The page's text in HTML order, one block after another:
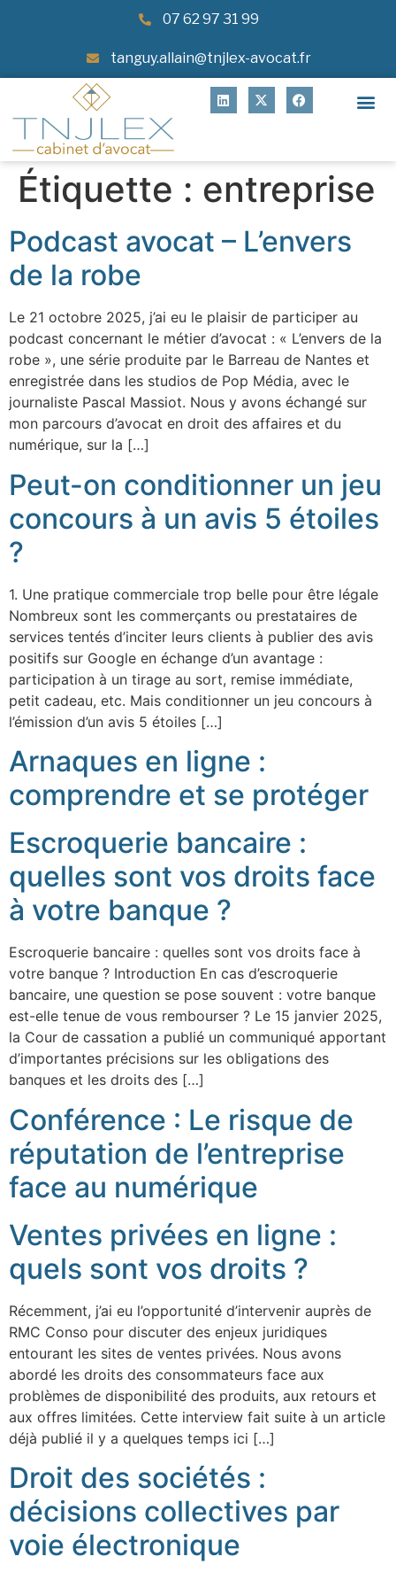
07 62 97 31 99
tanguy.allain@tnjlex-avocat.fr
Étiquette : entreprise
Podcast avocat – L’envers
de la robe
Le 21 octobre 2025, j’ai eu le plaisir de participer au
podcast concernant le métier d’avocat : « L’envers de la
robe », une série produite par le Barreau de Nantes et
enregistrée dans les studios de Pop Média, avec le
journaliste Pascal Massiot. Nous y avons échangé sur
mon parcours d’avocat en droit des affaires et du
numérique, sur la […]
Peut-on conditionner un jeu
concours à un avis 5 étoiles
?
1. Une pratique commerciale trop belle pour être légale
Nombreux sont les commerçants ou prestataires de
services tentés d’inciter leurs clients à publier des avis
positifs sur Google en échange d’un avantage :
participation à un tirage au sort, remise immédiate,
petit cadeau, etc. Mais conditionner un jeu concours à
l’émission d’un avis 5 étoiles […]
Arnaques en ligne :
comprendre et se protéger
Escroquerie bancaire :
quelles sont vos droits face
à votre banque ?
Escroquerie bancaire : quelles sont vos droits face à
votre banque ? Introduction En cas d’escroquerie
bancaire, une question se pose souvent : votre banque
est-elle tenue de vous rembourser ? Le 15 janvier 2025,
la Cour de cassation a publié un communiqué apportant
d’importantes précisions sur les obligations des
banques et les droits des […]
Conférence : Le risque de
réputation de l’entreprise
face au numérique
Ventes privées en ligne :
quels sont vos droits ?
Récemment, j’ai eu l’opportunité d’intervenir auprès de
RMC Conso pour discuter des enjeux juridiques
entourant les sites de ventes privées. Nous avons
abordé les droits des consommateurs face aux
problèmes de disponibilité des produits, aux retours et
aux offres limitées. Cette interview fait suite à un article
déjà publié il y a quelques temps ici […]
Droit des sociétés :
décisions collectives par
voie électronique